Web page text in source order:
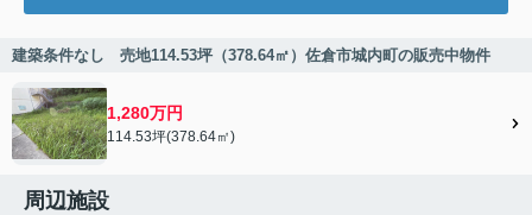
建築条件なし 売地114.53坪（378.64㎡）佐倉市城内町の販売中物件
1,280万円
114.53坪(378.64㎡)
周辺施設